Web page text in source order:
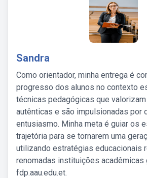
Sandra
Como orientador, minha entrega é
progresso dos alunos no contexto
técnicas pedagógicas que
autênticas e são impulsionadas por
entusiasmo. Minha meta é guiar os
trajetória para se tornarem uma
utilizando estratégias educacionais
renomadas instituições acadêmicas
fdp.aau.edu.et.